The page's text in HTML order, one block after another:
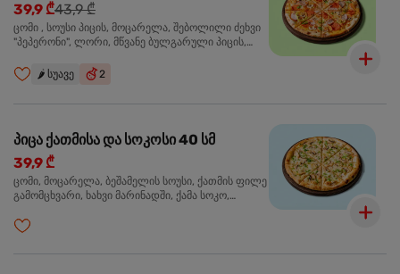
39,9 ₾43,9 ₾
ცომი , სოუსი პიცის, მოცარელა, შებოლილი ძეხვი
"პეპერონი", ლორი, მწვანე ბულგარული პიცის,
🌶️ სუავე 2
პიცა ქათმისა და სოკოსი 40 სმ
39,9 ₾
ცომი, მოცარელა, ბეშამელის სოუსი, ქათმის ფილე
გამომცხვარი, ხახვი მარინადში, ქამა სოკო,